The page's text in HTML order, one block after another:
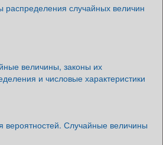
распределения случайных величин
величины, законы их
и числовые характеристики
вероятностей. Случайные величины